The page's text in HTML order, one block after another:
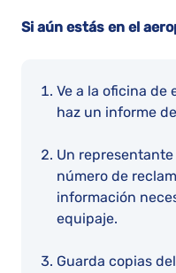
Si aún estás en el
Ve a la oficina de
haz un informe
Un
número de
información
equipaje.
Guarda copias